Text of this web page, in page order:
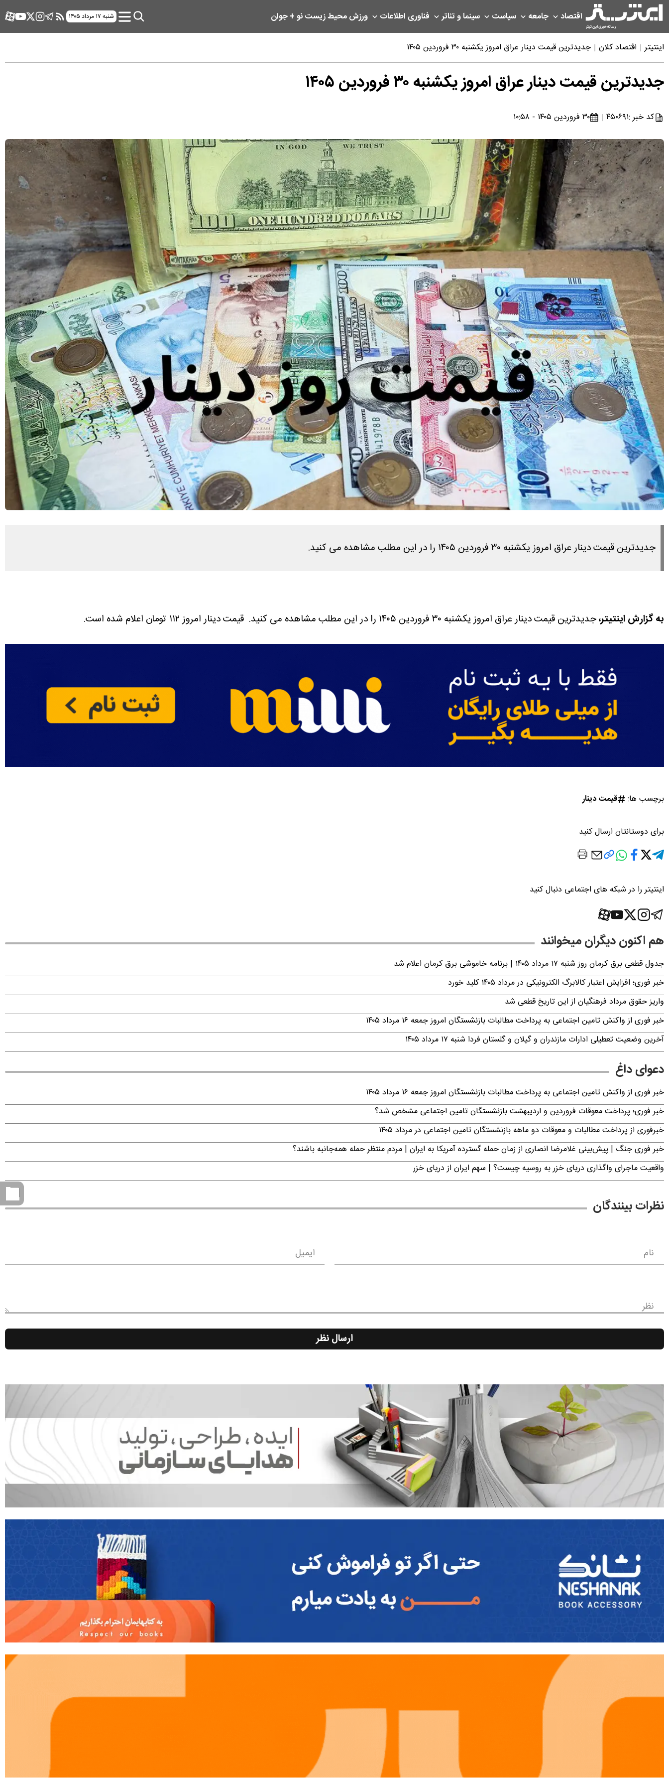
اقتصاد جامعه سیاست سینما و تئاتر فناوری اطلاعات ورزشمحیط زیستنو + جوان شنبه ۱۷ مرداد ۱۴۰۵
اینتیتر اقتصاد کلان جدیدترین قیمت دینار عراق امروز یکشنبه ۳۰ فروردین ۱۴۰۵
جدیدترین قیمت دینار عراق امروز یکشنبه ۳۰ فروردین ۱۴۰۵
کد خبر :۴۵۰۶۹۱ ۳۰ فروردین ۱۴۰۵ - ۱۰:۵۸
جدیدترین قیمت دینار عراق امروز یکشنبه ۳۰ فروردین ۱۴۰۵ را در این مطلب مشاهده می کنید.
به گزارش اینتیتر،جدیدترین قیمت دینار عراق امروز یکشنبه ۳۰ فروردین ۱۴۰۵ را در این مطلب مشاهده می کنید. قیمت دینار امروز ۱۱۲ تومان اعلام شده است.
برچسب ها: قیمت دینار
برای دوستانتان ارسال کنید
اینتیتر را در شبکه های اجتماعی دنبال کنید
هم اکنون دیگران میخوانند
جدول قطعی برق کرمان روز شنبه ۱۷ مرداد ۱۴۰۵ | برنامه خاموشی برق کرمان اعلام شد
خبر فوری؛ افزایش اعتبار کالابرگ الکترونیکی در مرداد ۱۴۰۵ کلید خورد
واریز حقوق مرداد فرهنگیان از این تاریخ قطعی شد
خبر فوری از واکنش تامین اجتماعی به پرداخت مطالبات بازنشستگان امروز جمعه ۱۶ مرداد ۱۴۰۵
آخرین وضعیت تعطیلی ادارات مازندران و گیلان و گلستان فردا شنبه ۱۷ مرداد ۱۴۰۵
دعوای داغ
خبر فوری از واکنش تامین اجتماعی به پرداخت مطالبات بازنشستگان امروز جمعه ۱۶ مرداد ۱۴۰۵
خبر فوری؛ پرداخت معوقات فروردین و اردیبهشت بازنشستگان تامین اجتماعی مشخص شد؟
خبرفوری از پرداخت مطالبات و معوقات دو ماهه بازنشستگان تامین اجتماعی در مرداد ۱۴۰۵
خبر فوری جنگ | پیش‌بینی غلامرضا انصاری از زمان حمله گسترده آمریکا به ایران | مردم منتظر حمله همه‌جانبه باشند؟
واقعیت ماجرای واگذاری دریای خزر به روسیه چیست؟ | سهم ایران از دریای خزر
نظرات بینندگان
نام ایمیل
نظر
ارسال نظر